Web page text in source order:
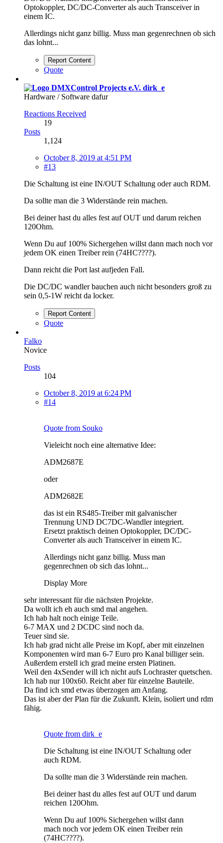
Optokoppler, DC/DC-Converter als auch Transceiver in
einem IC.
Allerdings nicht ganz billig. Muss man gegenrechnen ob sich
das lohnt...
Report Content
Quote
dirk_e
Hardware / Software dafur
Reactions Received
19
Posts
1,124
October 8, 2019 at 4:51 PM
#13
Die Schaltung ist eine IN/OUT Schaltung oder auch RDM.
Da sollte man die 3 Widerstände rein machen.
Bei deiner hast du alles fest auf OUT und darum reichen
120Ohm.
Wenn Du auf 100% Sichergehen willst dann mach noch vor
jedem OK einen Treiber rein (74HC????).
Dann reicht die Port last aufjeden Fall.
Die DC/DC wandler bauchen auch nicht besonders groß zu
sein 0,5-1W reicht da locker.
Report Content
Quote
Falko
Novice
Posts
104
October 8, 2019 at 6:24 PM
#14
Quote from Souko
Vieleicht noch eine alternative Idee:
ADM2687E
oder
ADM2682E
das ist ein RS485-Treiber mit galvanischer
Trennung UND DC7DC-Wandler integriert.
Ersetzt praktisch deinen Optokoppler, DC/DC-
Converter als auch Transceiver in einem IC.
Allerdings nicht ganz billig. Muss man
gegenrechnen ob sich das lohnt...
Display More
sehr interessant für die nächsten Projekte.
Da wollt ich eh auch smd mal angehen.
Ich hab halt noch einige Teile.
6-7 MAX und 2 DCDC sind noch da.
Teuer sind sie.
Ich hab grad nicht alle Preise im Kopf, aber mit einzelnen
Komponenten wird man 6-7 Euro pro Kanal billiger sein.
Außerdem erstell ich grad meine ersten Platinen.
Weil den 4xSender will ich nicht aufs Lochraster quetschen.
Ich hab nur 100x60. Reicht aber für einzelne Bauteile.
Da find ich smd etwas überzogen am Anfang.
Das ist aber der Plan für die Zukunft. Klein, isoliert und rdm
fähig.
Quote from dirk_e
Die Schaltung ist eine IN/OUT Schaltung oder
auch RDM.
Da sollte man die 3 Widerstände rein machen.
Bei deiner hast du alles fest auf OUT und darum
reichen 120Ohm.
Wenn Du auf 100% Sichergehen willst dann
mach noch vor jedem OK einen Treiber rein
(74HC????).